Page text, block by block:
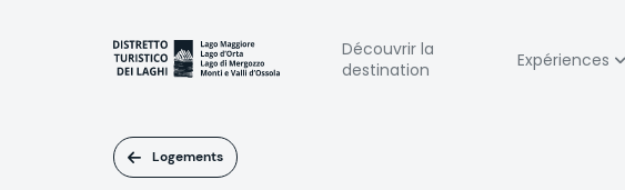
Découvrir la
destination
Expériences
Logements